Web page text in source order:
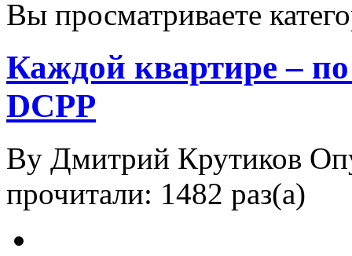
Вы просматриваете
Каждой квартире –
DCPP
By Дмитрий Крутиков
прочитали: 1482 раз(а)